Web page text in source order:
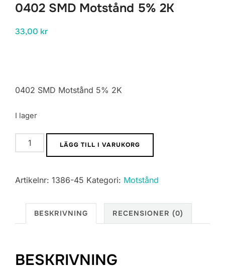
0402 SMD Motstånd 5% 2K
33,00 kr
0402 SMD Motstånd 5% 2K
I lager
0402
SMD
5%
mängd
LÄGG TILL I VARUKORG
Artikelnr: 1386-45 Kategori: Motstånd
BESKRIVNING RECENSIONER (0)
BESKRIVNING